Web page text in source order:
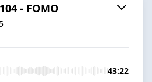
- FOMO
43:22